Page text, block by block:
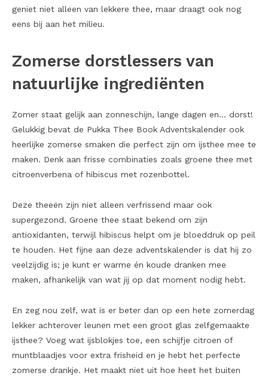
geniet niet alleen van lekkere thee, maar draagt ook nog
eens bij aan het milieu.
Zomerse dorstlessers van
natuurlijke ingrediënten
Zomer staat gelijk aan zonneschijn, lange dagen en… dorst!
Gelukkig bevat de Pukka Thee Book Adventskalender ook
heerlijke zomerse smaken die perfect zijn om ijsthee mee te
maken. Denk aan frisse combinaties zoals groene thee met
citroenverbena of hibiscus met rozenbottel.
Deze theeën zijn niet alleen verfrissend maar ook
supergezond. Groene thee staat bekend om zijn
antioxidanten, terwijl hibiscus helpt om je bloeddruk op peil
te houden. Het fijne aan deze adventskalender is dat hij zo
veelzijdig is; je kunt er warme én koude dranken mee
maken, afhankelijk van wat jij op dat moment nodig hebt.
En zeg nou zelf, wat is er beter dan op een hete zomerdag
lekker achterover leunen met een groot glas zelfgemaakte
ijsthee? Voeg wat ijsblokjes toe, een schijfje citroen of
muntblaadjes voor extra frisheid en je hebt het perfecte
zomerse drankje. Het maakt niet uit hoe heet het buiten